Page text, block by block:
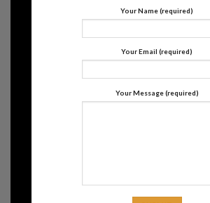
Your Name (required)
Your Email (required)
Your Message (required)